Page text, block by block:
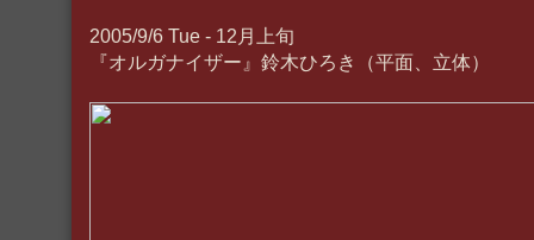
2005/9/6 Tue - 12月上旬
『オルガナイザー』鈴木ひろき（平面、立体）